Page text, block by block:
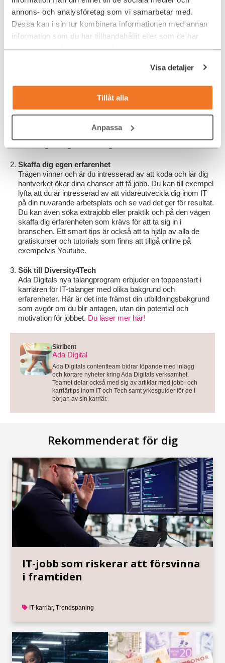
annons- och analysföretag som vi samarbetar med.
Dessa kan i sin tur kombinera informationen med annan
information som du har tillhandahållit eller som de har
samlat in när du har använt deras tjänster.
Visa detaljer
Tillåt alla
Anpassa
LÄS MER OM DIVERSITY4TECH
3 tips! Så gör du IT-karriär utan
högskoleutbildning
Det finns en rad YH-utbildningar inom IT / Tech som oftast
är 1–2 år. Därtill erbjuder en rad företag, både CSN-
Skaffa dig egen erfarenhet
Trägen vinner och är du intresserad av att koda och lär dig
hantverket ökar dina chanser att få jobb. Du kan till exempel
lyfta att du är intresserad av att vidareutveckla dig inom IT
på din nuvarande arbetsplats och se vad det ger för resultat.
Du kan även söka extrajobb eller praktik och på den vägen
skaffa dig erfarenheten som krävs för att ta sig in i
branschen. Ett smart tips är också att ta hjälp av alla de
gratiskurser och tutorials som finns att tillgå online på
exempelvis Youtube.
Sök till Diversity4Tech
Ada Digitals nya talangprogram erbjuder en toppenstart i
karriären för IT-talanger med olika bakgrund och
erfarenheter. Här är det inte främst din utbildningsbakgrund
som avgör om du blir antagen, utan din potential och
motivation för jobbet. Du läser mer här!
Skribent
Ada Digital
Ada Digitals contentteam bidrar löpande med inlägg
och kortare nyheter kring Ada Digitals verksamhet.
Teamet delar också med sig av artiklar med jobb- och
karriärtips inom IT och Tech samt yrkesguider för de i
början av sin karriär.
Rekommenderat för dig
IT-jobb som riskerar att försvinna
i framtiden
IT-karriär, Trendspaning